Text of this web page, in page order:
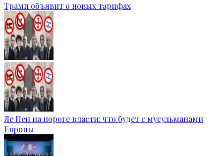
Трамп объявит о новых тарифах
Ле Пен на пороге власти: что будет с мусульманами
Европы